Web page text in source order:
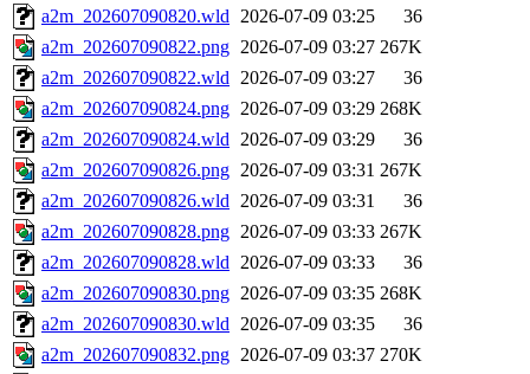
a2m_202607090820.wld 2026-07-09 03:25
36
a2m_202607090822.png 2026-07-09 03:27 267K
a2m_202607090822.wld 2026-07-09 03:27
36
a2m_202607090824.png 2026-07-09 03:29 268K
a2m_202607090824.wld 2026-07-09 03:29
36
a2m_202607090826.png 2026-07-09 03:31 267K
a2m_202607090826.wld 2026-07-09 03:31
36
a2m_202607090828.png 2026-07-09 03:33 267K
a2m_202607090828.wld 2026-07-09 03:33
36
a2m_202607090830.png 2026-07-09 03:35 268K
a2m_202607090830.wld 2026-07-09 03:35
36
a2m_202607090832.png 2026-07-09 03:37 270K